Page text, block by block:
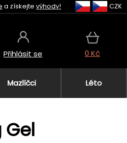
a získejte výhody! CZK
Přihlásit se 0 Kč
Mazlíčci Léto
Gel